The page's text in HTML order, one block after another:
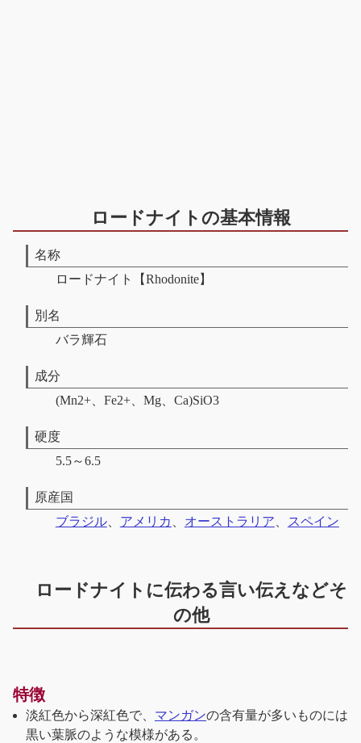
ロードナイトの基本情報
名称
ロードナイト【Rhodonite】
別名
バラ輝石
成分
(Mn2+、Fe2+、Mg、Ca)SiO3
硬度
5.5～6.5
原産国
ブラジル、 アメリカ オーストラリア スペイン
ロードナイトに伝わる言い伝えなどそ
の他
特徴
淡紅色から深紅色で、 マンガンの含有量が多いものには
黒い葉脈のような模様がある。